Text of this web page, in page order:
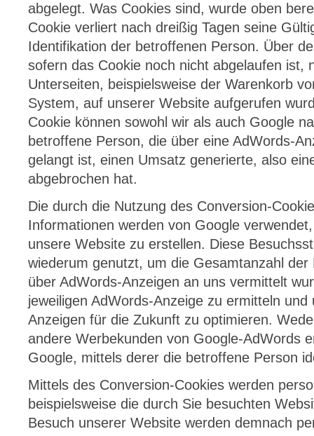
abgelegt. Was Cookies sind, wurde oben
Cookie verliert nach dreißig Tagen seine
Identifikation der betroffenen Person. Über
sofern das Cookie noch nicht abgelaufen ist,
Unterseiten, beispielsweise der Warenkorb
System, auf unserer Website aufgerufen
Cookie können sowohl wir als auch Google
betroffene Person, die über eine AdWords-
gelangt ist, einen Umsatz generierte, also
abgebrochen hat.
Die durch die Nutzung des Conversion-
Informationen werden von Google
unsere Website zu erstellen. Diese
wiederum genutzt, um die Gesamtanzahl
über AdWords-Anzeigen an uns vermittelt
jeweiligen AdWords-Anzeige zu ermitteln
Anzeigen für die Zukunft zu optimieren.
andere Werbekunden von Google-AdWords
Google, mittels derer die betroffene Person
Mittels des Conversion-Cookies werden
beispielsweise die durch Sie besuchten
Besuch unserer Website werden demnach